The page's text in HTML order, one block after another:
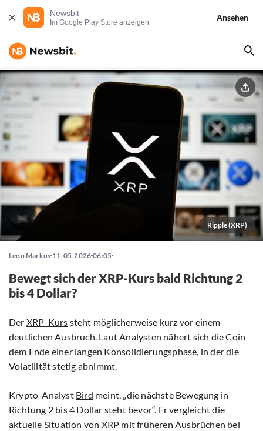
Newsbit
Im Google Play Store anzeigen
Ansehen
Ripple (XRP)
Leon Markus 11-05-2026 06:05
Bewegt sich der XRP-Kurs bald Richtung 2
bis 4 Dollar?
Der XRP-Kurs steht möglicherweise kurz vor einem
deutlichen Ausbruch. Laut Analysten nähert sich die Coin
dem Ende einer langen Konsolidierungsphase, in der die
Volatilität stetig abnimmt.
Krypto-Analyst Bird meint, „die nächste Bewegung in
Richtung 2 bis 4 Dollar steht bevor“. Er vergleicht die
aktuelle Situation von XRP mit früheren Ausbrüchen bei